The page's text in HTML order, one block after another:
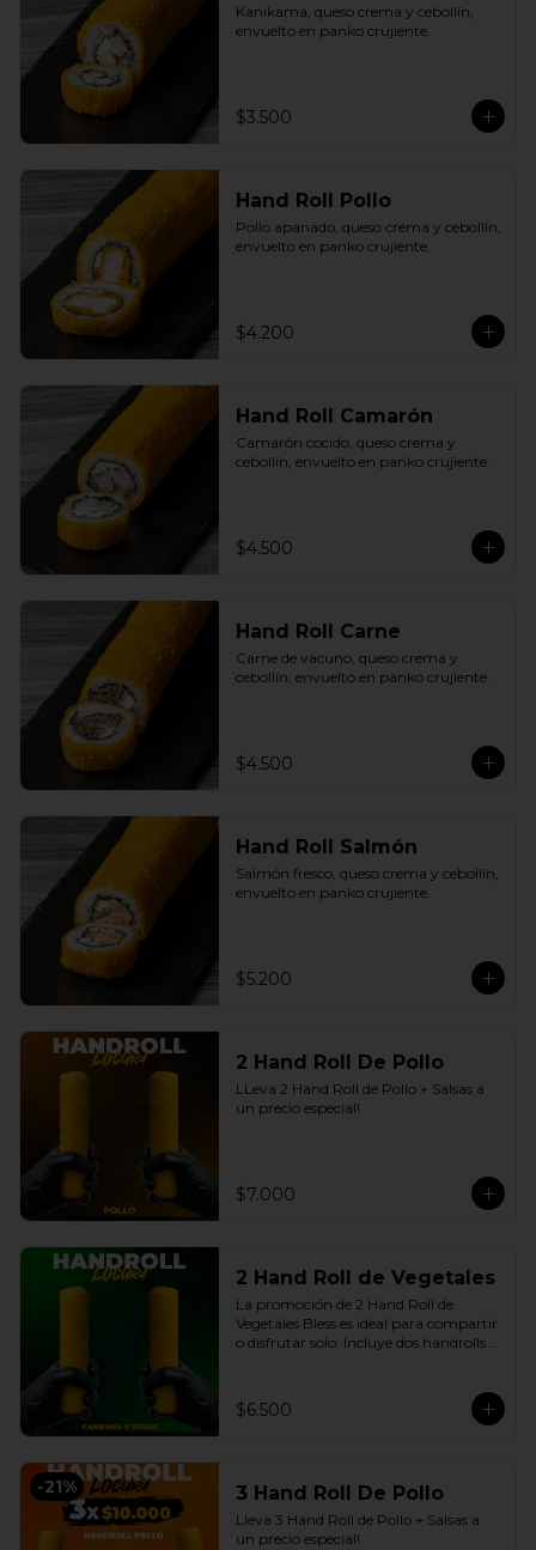
Kanikama, queso crema y cebollín,
envuelto en panko crujiente.
$3.500
Hand Roll Pollo
Pollo apanado, queso crema y cebollín,
envuelto en panko crujiente.
$4.200
Hand Roll Camarón
Camarón cocido, queso crema y
cebollín, envuelto en panko crujiente.
$4.500
Hand Roll Carne
Carne de vacuno, queso crema y
cebollín, envuelto en panko crujiente.
$4.500
Hand Roll Salmón
Salmón fresco, queso crema y cebollín,
envuelto en panko crujiente.
$5.200
2 Hand Roll De Pollo
LLeva 2 Hand Roll de Pollo + Salsas a
un precio especial!
$7.000
2 Hand Roll de Vegetales
La promoción de 2 Hand Roll de
Vegetales Bless es ideal para compartir
o disfrutar solo. Incluye dos handrolls
apanado en panko crocante, más
salsas a elección. Una opción práctica,
$6.500
-21% 3 Hand Roll De Pollo
Lleva 3 Hand Roll de Pollo + Salsas a
un precio especial!